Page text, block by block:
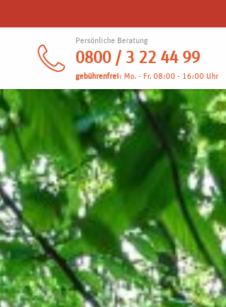
Persönliche Beratung
0800 / 3 22 44 99
gebührenfrei: Mo. - Fr. 08:00 - 16:00 Uhr